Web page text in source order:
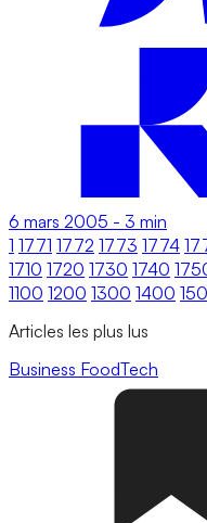
6 mars 2005 - 3 min
1 1771 1772 1773 1774
1710 1720 1730 1740
1100 1200 1300 1400
Articles les plus lus
Business FoodTech